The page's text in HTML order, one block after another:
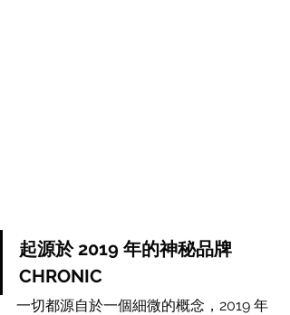
起源於 2019 年的神秘品牌
CHRONIC
一切都源自於一個細微的概念，2019 年